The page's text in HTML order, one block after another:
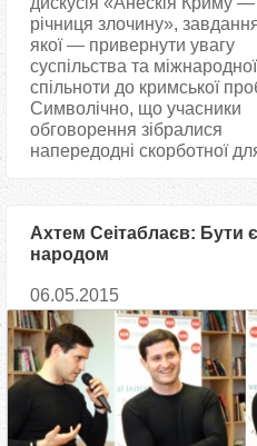
річниця злочину»,
якої — привернути увагу
суспільства та міжнародної
спільноти до кримської
Символічно, що учасники
обговорення зібралися
напередодні скорботної
Ахтем Сеітаблаєв: Бути
народом
06.05.2015